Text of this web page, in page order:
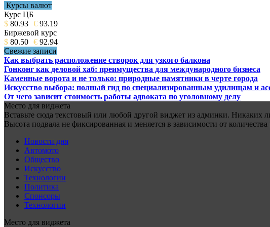
Курсы валют
Курс ЦБ
$ 80.93 € 93.19
Биржевой курс
$ 80.50 € 92.94
Свежие записи
Как выбрать расположение створок для узкого балкона
Гонконг как деловой хаб: преимущества для международного бизнеса
Каменные ворота и не только: природные памятники в черте города
Искусство выбора: полный гид по специализированным удилищам и
От чего зависит стоимость работы адвоката по уголовному делу
Место для виджета
Вставьте сюда текстовый или любой другой виджет из админки. Никаких
Высота подвала не фиксированная и меняется в зависимости от
Новости дня
Автомото
Общество
Искусство
Технологии
Политика
Спонсоры
Технологии
Место для виджета